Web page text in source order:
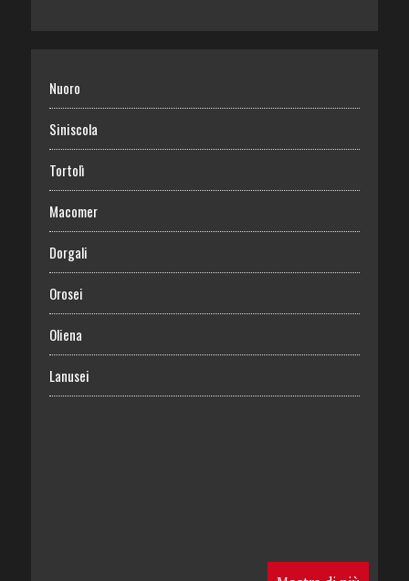
Nuoro
Siniscola
Tortolì
Macomer
Dorgali
Orosei
Oliena
Lanusei